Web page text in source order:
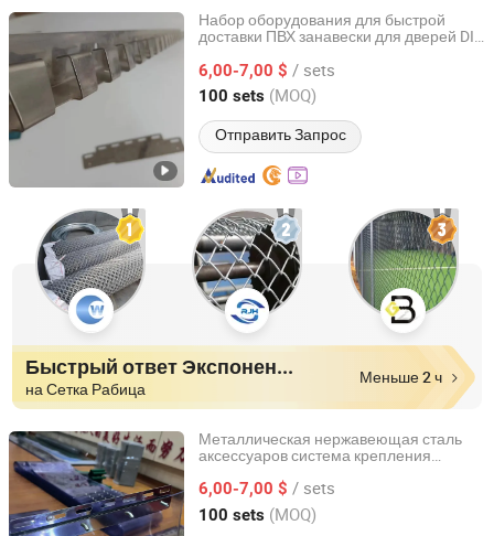
Набор оборудования для быстрой
доставки ПВХ занавески для дверей DIY
6,00-7,00 $ / sets
100 sets (MOQ)
Отправить Запрос
Henan Xieren Safety Screens Co., Ltd.
Henan, China с 2016
Быстрый ответ Экспоненты
на Сетка Рабица
Меньше 2 ч
Металлическая нержавеющая сталь
аксессуаров система крепления
6,00-7,00 $ / sets
100 sets (MOQ)
Henan Xieren Safety Screens Co., Ltd.
Henan, China с 2016